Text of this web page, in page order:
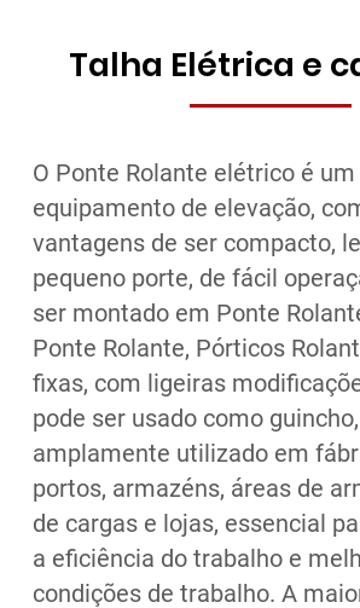
Talha Elétrica e
O Ponte Rolante elétrico é
equipamento de elevação,
vantagens de ser compacto,
pequeno porte, de fácil
ser montado em Ponte
Ponte Rolante, Pórticos
fixas, com ligeiras
pode ser usado como
amplamente utilizado em
portos, armazéns, áreas de
de cargas e lojas, essencial
a eficiência do trabalho e
condições de trabalho. A